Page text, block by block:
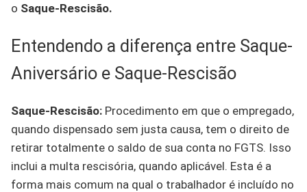
o Saque-Rescisão.
Entendendo a diferença entre Saque-
Aniversário e Saque-Rescisão
Saque-Rescisão: Procedimento em que o empregado,
quando dispensado sem justa causa, tem o direito de
retirar totalmente o saldo de sua conta no FGTS. Isso
inclui a multa rescisória, quando aplicável. Esta é a
forma mais comum na qual o trabalhador é incluído no